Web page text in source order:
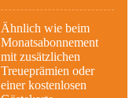
Ähnlich wie beim
Monatsabonnement
mit zusätzlichen
Treueprämien oder
einer kostenlosen